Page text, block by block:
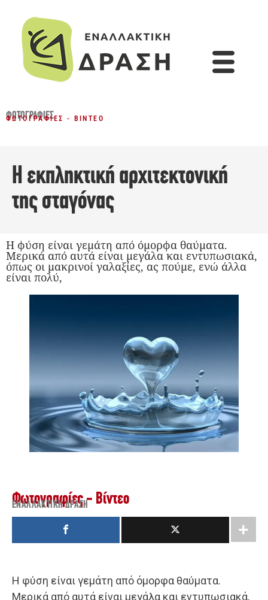
ΦΩΤΟΓΡΑΦΊΕΣ
ΦΩΤΟΓΡΑΦΊΕΣ - ΒΊΝΤΕΟ
Η εκπληκτική αρχιτεκτονική
της σταγόνας
Η φύση είναι γεμάτη από όμορφα θαύματα.
Μερικά από αυτά είναι μεγάλα και εντυπωσιακά,
όπως οι μακρινοί γαλαξίες, ας πούμε, ενώ άλλα
είναι πολύ,
Φωτογραφίες - Βίντεο
ΕΝΑΛΛΑΚΤΙΚΉ ΔΡΆΣΗ
Η φύση είναι γεμάτη από όμορφα θαύματα.
Μερικά από αυτά είναι μεγάλα και εντυπωσιακά,